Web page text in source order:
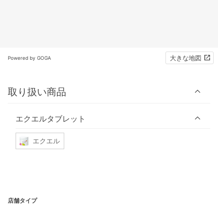
Powered by GOGA 大きな地図
取り扱い商品
エクエルタブレット
エクエル
店舗タイプ